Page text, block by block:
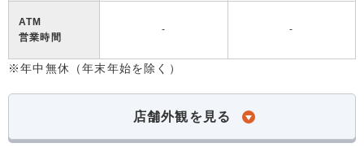
ATM
営業時間
- -
※年中無休（年末年始を除く）
店舗外観を見る